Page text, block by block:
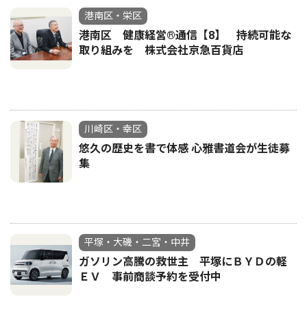
港南区・栄区
港南区 健康経営®通信【8】 持続可能な
取り組みを 株式会社京急百貨店
川崎区・幸区
悠久の歴史を書で体感 心雅書道会が生徒募
集
平塚・大磯・二宮・中井
ガソリン高騰の救世主 平塚にＢＹＤの軽
ＥＶ 事前商談予約を受付中